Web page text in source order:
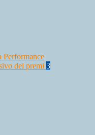
Performance
dei premi 3